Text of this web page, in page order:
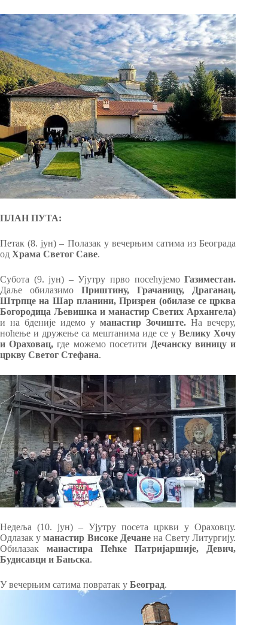
ПЛАН ПУТА:
Петак (8. јун) – Полазак у вечерњим сатима из Београда
од Храма Светог Саве.
Субота (9. јун) – Ујутру прво посећујемоГазиместан.
Даље обилазимо Приштину, Грачаницу, Драганац,
Штрпце на Шар планини, Призрен (обилазе се црква
Богородица Љевишка и манастир Светих Архангела)
и на бденије идемо у манастир Зочиште.На вечеру,
ноћење и дружење са мештанима иде се уВелику Хочу
и Ораховац,где можемо посетити Дечанску виницу и
цркву Светог Стефана.
Недеља (10. јун) – Ујутру посета цркви у Ораховцу.
Одлазак уманастир Високе Дечанена Свету Литургију.
Обилазакманастира Пећке Патријаршије, Девич,
Будисавци и Бањска.
У вечерњим сатима повратак у Београд.